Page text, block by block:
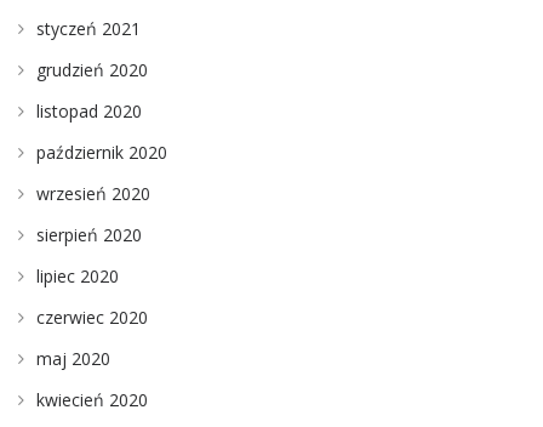
styczeń 2021
grudzień 2020
listopad 2020
październik 2020
wrzesień 2020
sierpień 2020
lipiec 2020
czerwiec 2020
maj 2020
kwiecień 2020